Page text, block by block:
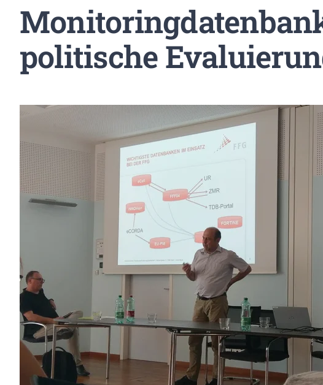
Für Autor:innen
Editorial Board
Abo Anmeldung
politische